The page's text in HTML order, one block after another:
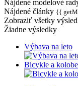
Nájdené modelové
Nájdené články {{
Zobraziť všetky
Žiadne výsledky
Výbava na leto
Bicykle a